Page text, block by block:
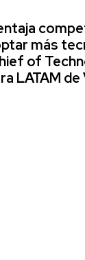
más
of
LATAM de